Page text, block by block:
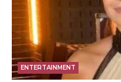
ENTERTAINMENT